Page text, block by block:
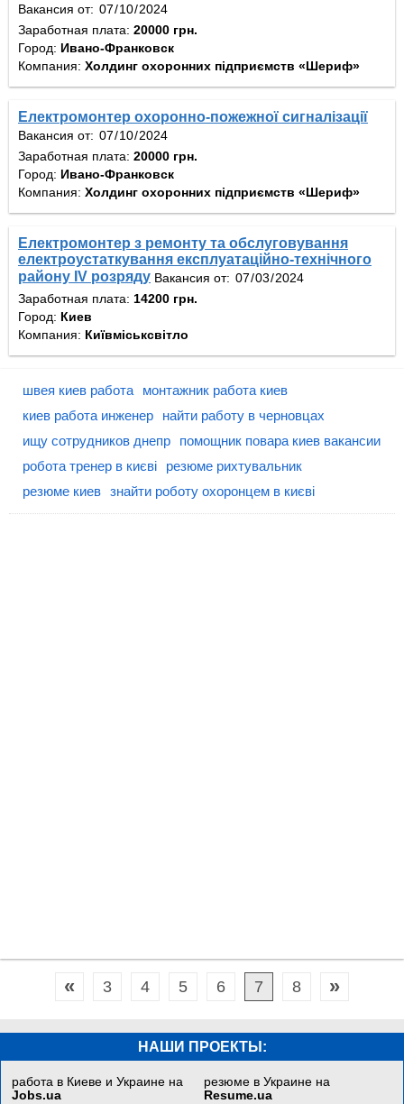
Вакансия от:
Заработная плата: 20000 грн.
Город: Ивано-Франковск
Компания: Холдинг охоронних підприємств «Шериф»
Електромонтер охоронно-пожежної сигналізації
Вакансия от:
Заработная плата: 20000 грн.
Город: Ивано-Франковск
Компания: Холдинг охоронних підприємств «Шериф»
Електромонтер з ремонту та обслуговування
електроустаткування експлуатаційно-технічного
району IV розряду Вакансия от:
Заработная плата: 14200 грн.
Город: Киев
Компания: Київміськсвітло
швея киев работа
монтажник работа киев
киев работа инженер
найти работу в черновцах
ищу сотрудников днепр
помощник повара киев вакансии
робота тренер в києві
резюме рихтувальник
резюме киев знайти роботу охоронцем в києві
« 3 4 5 6 7 8 »
НАШИ ПРОЕКТЫ:
работа в Киеве и Украине на
Jobs.ua
резюме в Украине на
Resume.ua